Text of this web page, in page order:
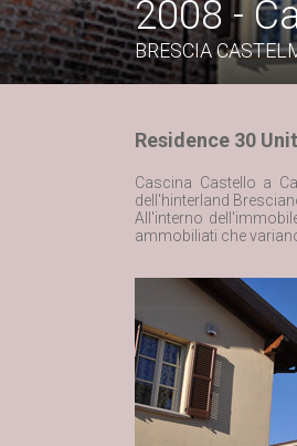
2008 -
BRESCIA
Residence 30
Cascina Castello a
dell'hinterland
All'interno
ammobiliati che